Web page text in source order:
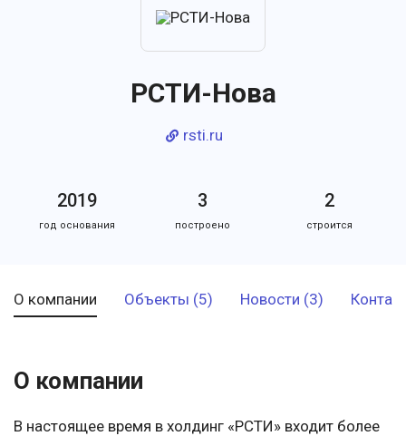
РСТИ-Нова
rsti.ru
2019
год основания
3
построено
2
строится
О компании Объекты (5) Новости (3)
О компании
В настоящее время в холдинг «РСТИ» входит более